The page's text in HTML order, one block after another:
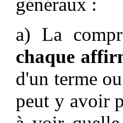
a) La
chaque
d'un terme
peut y avoir